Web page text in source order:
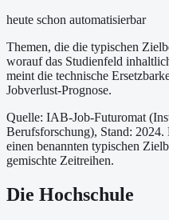
heute schon automatisierbar
Themen, die die typischen
worauf das Studienfeld
meint die technische
Jobverlust-Prognose.
Quelle: IAB-Job-Futuromat
Berufsforschung), Stand: 2024.
einen benannten typischen
gemischte Zeitreihen.
Die Hochschule